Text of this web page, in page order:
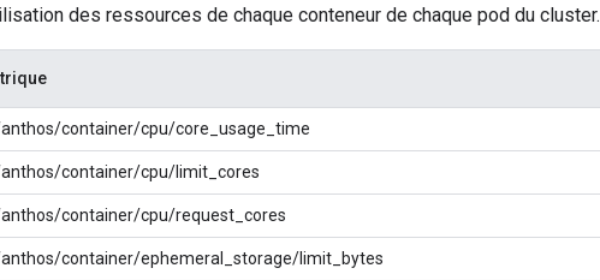
des ressources de chaque conteneur de chaque pod du cluster.
container/cpu/core_usage_time
container/cpu/limit_cores
container/cpu/request_cores
container/ephemeral_storage/limit_bytes